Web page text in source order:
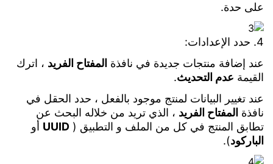
على حدة.
4. حدد الإعدادات:
عند إضافة منتجات جديدة في نافذة المفتاح الفريد ، اترك
القيمة عدم التحديث.
عند تغيير البيانات لمنتج موجود بالفعل ، حدد الحقل في
نافذة المفتاح الفريد ، الذي تريد من خلاله البحث عن
تطابق المنتج في كل من الملف و التطبيق ( UUID أو
الباركود).